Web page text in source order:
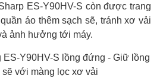
ES-Y90HV-S còn được trang
áo thêm sạch sẽ, tránh xơ vải
ảnh hưởng tới máy.